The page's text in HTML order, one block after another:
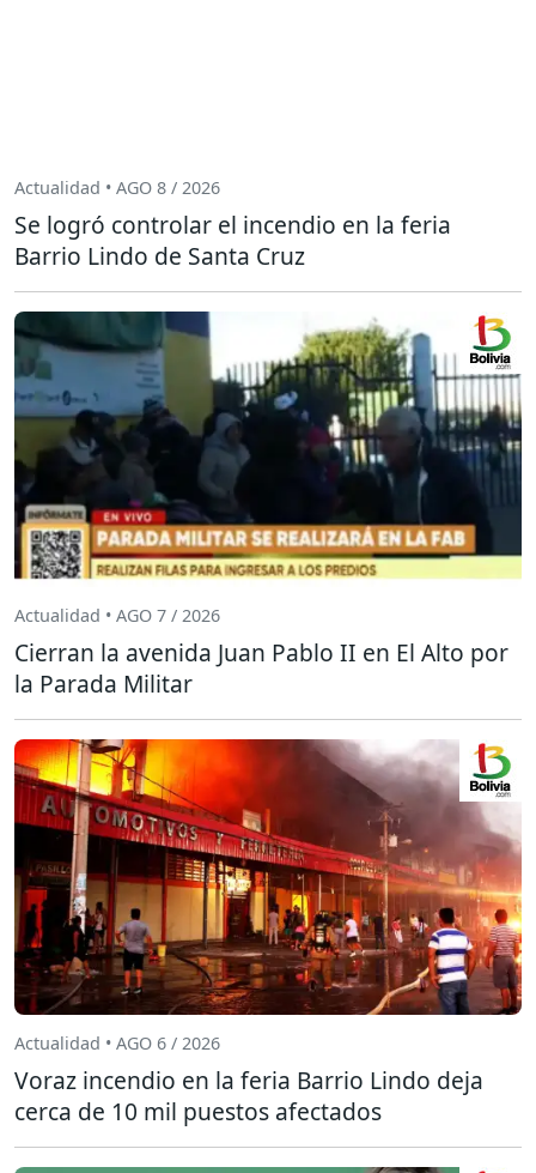
Actualidad • AGO 8 / 2026
Se logró controlar el incendio en la feria
Barrio Lindo de Santa Cruz
Actualidad • AGO 7 / 2026
Cierran la avenida Juan Pablo II en El Alto por
la Parada Militar
Actualidad • AGO 6 / 2026
Voraz incendio en la feria Barrio Lindo deja
cerca de 10 mil puestos afectados